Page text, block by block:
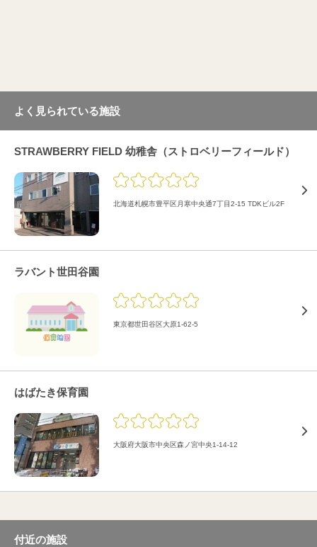
よく見られている施設
STRAWBERRY FIELD 幼稚舎（ストロベリーフィールド）
北海道札幌市豊平区月寒中央通7丁目2-15 TDKビル2F
ラバント世田谷園
東京都世田谷区大原1-62-5
はばたき保育園
大阪府大阪市中央区森ノ宮中央1-14-12
付近の施設